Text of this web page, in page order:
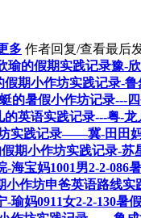
多 作者回复/查看最后
瑜的假期实践记录豫-
假期小作坊实践记录-鲁
的暑假小作坊记录---
的英语实践记录---粤-龙
实践记录——冀-田田
期小作坊实践记录-苏
-海宝妈1001男2-2-086
小作坊申爸英语路线实
-瑜妈0911女2-2-130暑